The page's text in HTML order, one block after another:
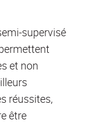
supervisé
et non
réussites,
être